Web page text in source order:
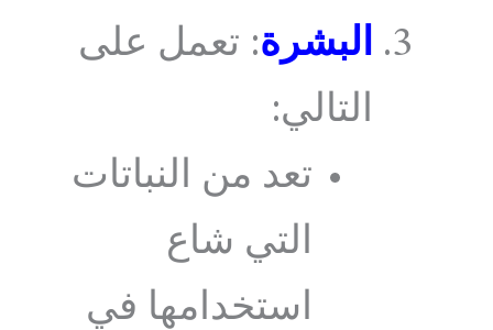
البشرة: تعمل على
التالي:
تعد من النباتات
التي شاع
استخدامها في